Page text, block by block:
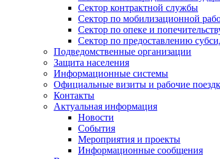
Сектор контрактной службы
Сектор по мобилизационной
Сектор по опеке и
Сектор по предоставлению
Подведомственные организации
Защита населения
Информационные системы
Официальные визиты и рабочие
Контакты
Актуальная информация
Новости
События
Мероприятия и проекты
Информационные сообщения